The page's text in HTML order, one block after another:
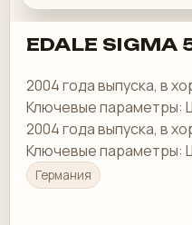
EDALE SIGMA
2004 года выпуска, в
Ключевые параметры:
2004 года выпуска, в
Ключевые параметры:
Общая информация:
Германия